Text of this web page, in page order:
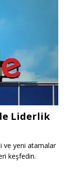
Liderlik
ve yeni atamalar
keşfedin.